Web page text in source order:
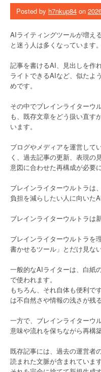
Posted by h7nkup84 on
AIライティングツールが増え
と迷う人は多くなっています。
記事を書けるAI、見出しを作
ライトできるAIなど、似たよ
めです。
その中でブレインライターウ
も、既存文章をどう扱い直す
います。
ブログやメディアを運営して
く、過去記事の更新、表現の
意図に合わせた再構成が必要
ブレインライターウルトラは
負担を減らしたい人に向いた
ブレインライターウルトラは
ブレインライターウルトラを
書かせるツール」とだけ見な
一般的なAIライターは、白紙
で使われます。
もちろん、それ自体も便利で
は不自然さや情報の浅さが残
一方で、ブレインライターウ
意味や流れを保ちながら再構
既存記事には、過去の運営者
読まれた文脈が含まれています